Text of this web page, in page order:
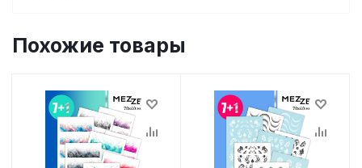
Похожие товары